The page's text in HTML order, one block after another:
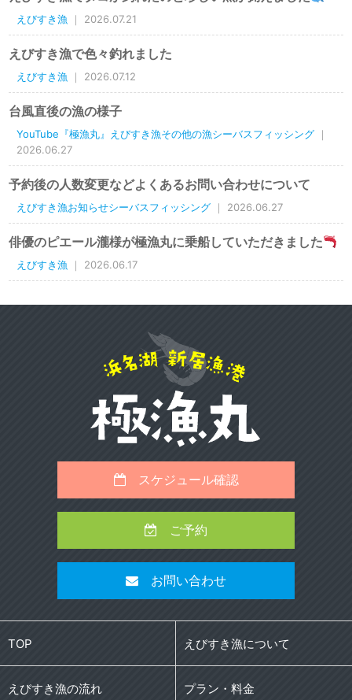
えびすき漁 ｜ 2026.07.21
えびすき漁で色々釣れました
えびすき漁 ｜ 2026.07.12
台風直後の漁の様子
YouTube『極漁丸』えびすき漁その他の漁シーバスフィッシング
｜
2026.06.27
予約後の人数変更などよくあるお問い合わせについて
えびすき漁お知らせシーバスフィッシング ｜ 2026.06.27
俳優のピエール瀧様が極漁丸に乗船していただきました
えびすき漁 ｜ 2026.06.17
スケジュール確認
ご予約
お問い合わせ
TOP えびすき漁について
えびすき漁の流れ プラン・料金